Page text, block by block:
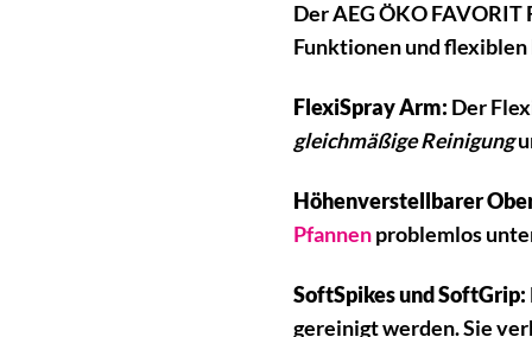
Der AEG ÖKO
Funktionen und
FlexiSpray Arm: Der
gleichmäßige Reinigung
Höhenverstellbarer
Pfannenproblemlos
SoftSpikes und SoftGrip:
gereinigt werden. Sie